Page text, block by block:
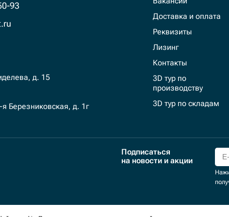
93
д. 15
Березниковская, д. 1г
Доставка и оплата
Реквизиты
Лизинг
Контакты
3D тур по
производству
3D тур по складам
Подписаться
на новости и акции